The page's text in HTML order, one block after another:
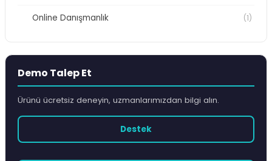
Online Danışmanlık (1)
Demo Talep Et
Ürünü ücretsiz deneyin, uzmanlarımızdan bilgi alın.
Destek